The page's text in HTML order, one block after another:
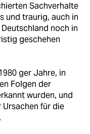
Sachverhalte
und traurig, auch in
noch in
geschehen
ger Jahre, in
Folgen der
wurden, und
für die